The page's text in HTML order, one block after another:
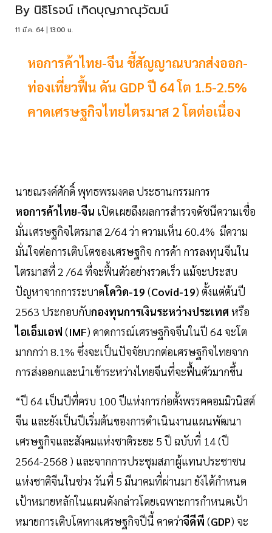
By นิธิโรจน์ เกิดบุญภาณุวัฒน์
11 มี.ค. 64 | 13:00 น.
หอการค้าไทย-จีน ชี้สัญญาณบวกส่งออก-
ท่องเที่ยวฟื้น ดัน GDP ปี 64 โต 1.5-2.5%
คาดเศรษฐกิจไทยไตรมาส 2 โตต่อเนื่อง
นายณรงค์ศักดิ์ พุทธพรมงคล ประธานกรรมการ
หอการค้าไทย-จีน เปิดเผยถึงผลการสำรวจดัชนีความเชื่อ
มั่นเศรษฐกิจไตรมาส 2/64 ว่า ความเห็น 60.4% มีความ
มั่นใจต่อการเติบโตของเศรษฐกิจ การค้า การลงทุนจีนใน
ไตรมาสที่ 2 /64 ที่จะฟื้นตัวอย่างรวดเร็ว แม้จะประสบ
ปัญหาจากการระบาดโควิด-19 (Covid-19) ตั้งแต่ต้นปี
2563 ประกอบกับกองทุนการเงินระหว่างประเทศหรือ
ไอเอ็มเอฟ (IMF) คาดการณ์เศรษฐกิจจีนในปี 64 จะโต
มากกว่า 8.1% ซึ่งจะเป็นปัจจัยบวกต่อเศรษฐกิจไทยจาก
การส่งออกและนำเข้าระหว่างไทยจีนที่จะฟื้นตัวมากขึ้น
“ปี 64 เป็นปีที่ครบ 100 ปีแห่งการก่อตั้งพรรคคอมมิวนิสต์
จีน และยังเป็นปีเริ่มต้นของการดำเนินงานแผนพัฒนา
เศรษฐกิจและสังคมแห่งชาติระยะ 5 ปี ฉบับที่ 14 (ปี
2564-2568 ) และจากการประชุมสภาผู้แทนประชาชน
แห่งชาติจีนในช่วง วันที่ 5 มีนาคมที่ผ่านมา ยังได้กำหนด
เป้าหมายหลักในแผนดังกล่าวโดยเฉพาะการกำหนดเป้า
หมายการเติบโตทางเศรษฐกิจปีนี้ คาดว่าจีดีพี (GDP) จะ